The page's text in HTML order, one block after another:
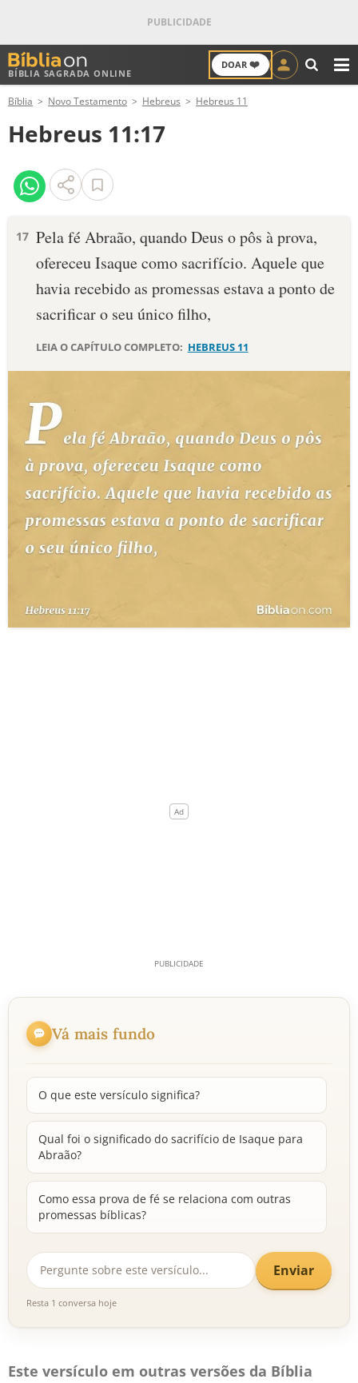
BÍBLIA SAGRADA ONLINE
DOAR ❤️
ANTIGO TESTAMENTO
NOVO TESTAMENTO
VERSÍCULOS
PALAVRA DO DIA
SALMO DO DIA
DEVOCIONAL DIÁRIO
ESTUDOS BÍBLICOS
ESBOÇOS DE PREGAÇÃO
PERGUNTE À BÍBLIA IA
QUEM SOMOS
Bíblia Novo Testamento Hebreus Hebreus 11
Hebreus 11:17
17 Pela fé Abraão, quando Deus o pôs à prova,
ofereceu Isaque como sacrifício. Aquele que
havia recebido as promessas estava a ponto de
sacrificar o seu único filho,
LEIA O CAPÍTULO COMPLETO: HEBREUS 11
Vá mais fundo
O que este versículo significa?
Qual foi o significado do sacrifício de Isaque para
Abraão?
Como essa prova de fé se relaciona com outras
promessas bíblicas?
Enviar
Resta 1 conversa hoje
Este versículo em outras versões da Bíblia